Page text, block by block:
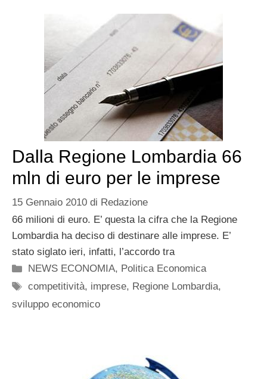
Dalla Regione Lombardia 66
mln di euro per le imprese
15 Gennaio 2010 di Redazione
66 milioni di euro. E’ questa la cifra che la Regione
Lombardia ha deciso di destinare alle imprese. E’
stato siglato ieri, infatti, l’accordo tra
Categorie
NEWS ECONOMIA, Politica Economica
Tag
competitività, imprese, Regione Lombardia,
sviluppo economico